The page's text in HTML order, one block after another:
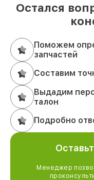
Остался
Поможем
запчастей
Составим
Выдадим
талон
Подробно
Менеджер